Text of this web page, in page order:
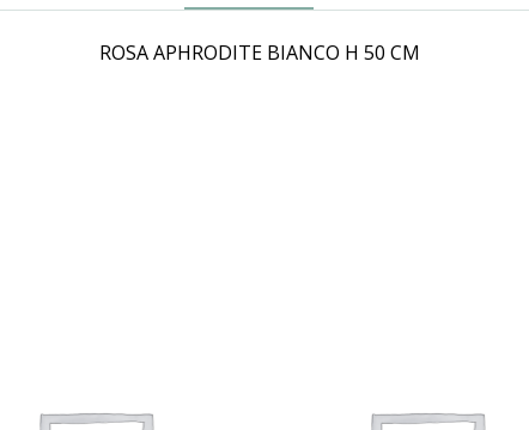
ROSA APHRODITE BIANCO H 50 CM